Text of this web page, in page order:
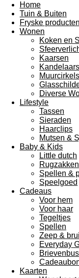
Home
Tuin & Buiten
Fryske producten
Wonen
Koken en
Kaarsen
Kandelaars
Muurcirkels
Diverse
Lifestyle
Tassen
Sieraden
Haarclips
Mutsen &
Baby & Kids
Little dutch
Rugzakken
Spellen &
Speelgoed
Cadeaus
Voor hem
Voor haar
Tegeltjes
Spellen
Zeep &
Everyday
Kaarten